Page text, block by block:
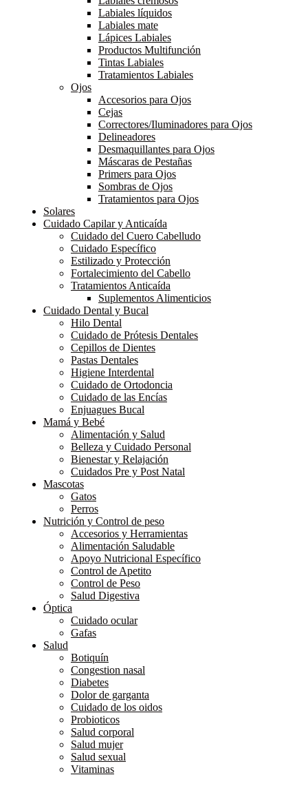
Labiales líquidos
Labiales mate
Lápices Labiales
Productos Multifunción
Tintas Labiales
Tratamientos Labiales
Ojos
Accesorios para Ojos
Cejas
Correctores/Iluminadores para Ojos
Delineadores
Desmaquillantes para Ojos
Máscaras de Pestañas
Primers para Ojos
Sombras de Ojos
Tratamientos para Ojos
Solares
Cuidado Capilar y Anticaída
Cuidado del Cuero Cabelludo
Cuidado Específico
Estilizado y Protección
Fortalecimiento del Cabello
Tratamientos Anticaída
Suplementos Alimenticios
Cuidado Dental y Bucal
Hilo Dental
Cuidado de Prótesis Dentales
Cepillos de Dientes
Pastas Dentales
Higiene Interdental
Cuidado de Ortodoncia
Cuidado de las Encías
Enjuagues Bucal
Mamá y Bebé
Alimentación y Salud
Belleza y Cuidado Personal
Bienestar y Relajación
Cuidados Pre y Post Natal
Mascotas
Gatos
Perros
Nutrición y Control de peso
Accesorios y Herramientas
Alimentación Saludable
Apoyo Nutricional Específico
Control de Apetito
Control de Peso
Salud Digestiva
Óptica
Cuidado ocular
Gafas
Salud
Botiquín
Congestion nasal
Diabetes
Dolor de garganta
Cuidado de los oidos
Probioticos
Salud corporal
Salud mujer
Salud sexual
Vitaminas